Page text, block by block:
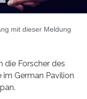
mit dieser Meldung
die Forscher des
im German Pavilion